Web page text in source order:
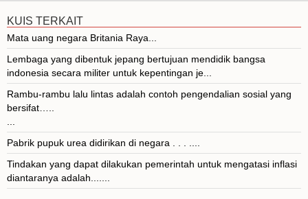
KUIS TERKAIT
Mata uang negara Britania Raya...
Lembaga yang dibentuk jepang bertujuan mendidik bangsa
indonesia secara militer untuk kepentingan je...
Rambu-rambu lalu lintas adalah contoh pengendalian sosial yang
bersifat…..
Pabrik pupuk urea didirikan di negara . . . ....
Tindakan yang dapat dilakukan pemerintah untuk mengatasi inflasi
diantaranya adalah.......